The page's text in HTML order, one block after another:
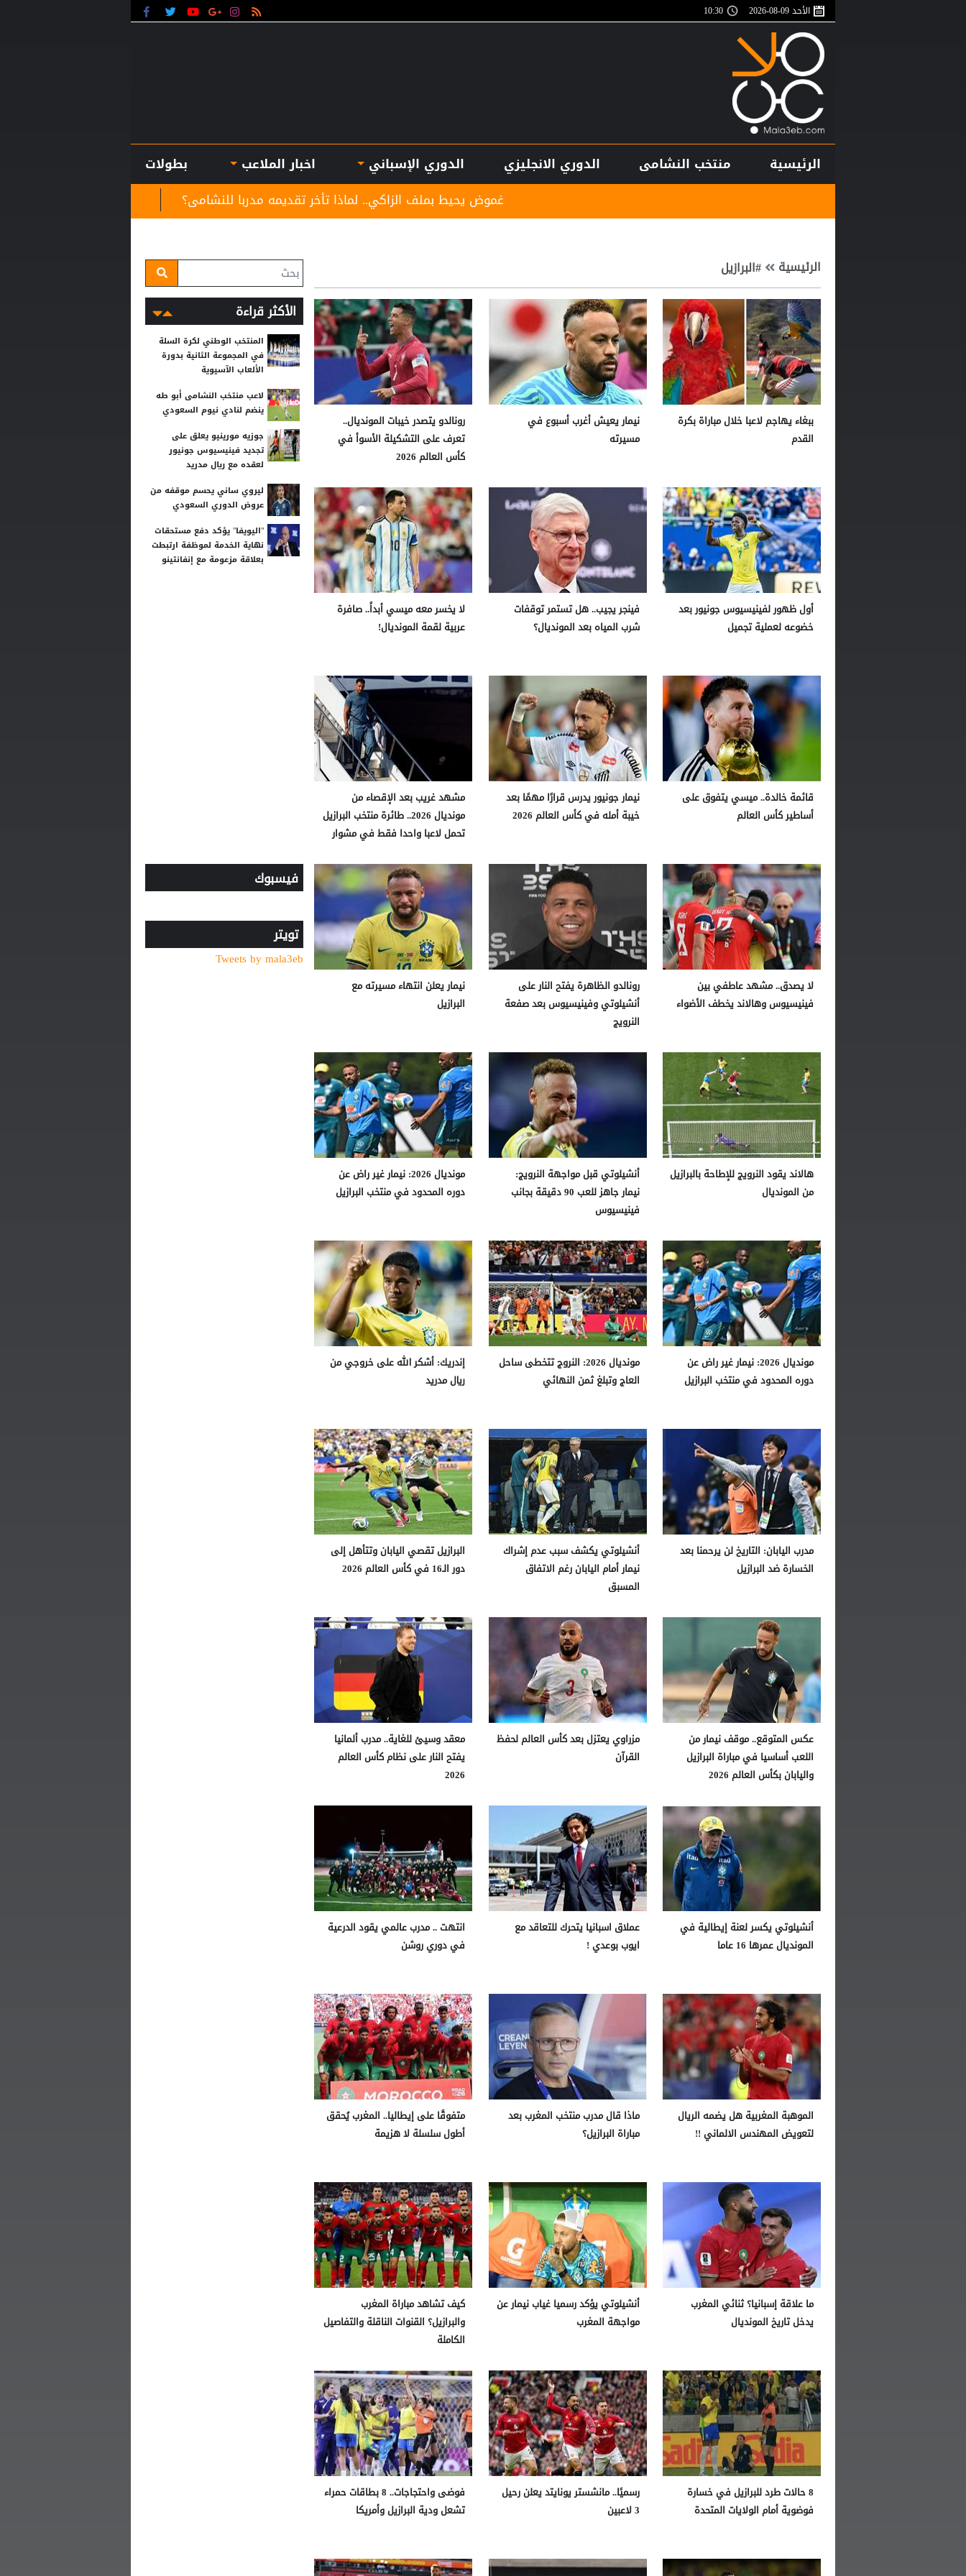
الأحد 09-08-2026 10:30
الرئيسية منتخب النشامى الدوري الانجليزي الدوري الإسباني اخبار الملاعب
بطولات
لوكوموتيف يكتفي بنقطة التعادل أمام
غموض يحيط بملف الزاكي.. لماذا تأخر تقديمه مدربا للنشامى؟
الرئيسية #البرازيل
ببغاء يهاجم لاعبا خلال مباراة بكرة
القدم
نيمار يعيش أغرب أسبوع في
مسيرته
رونالدو يتصدر خيبات المونديال..
تعرف على التشكيلة الأسوأ في
كأس العالم 2026
أول ظهور لفينيسيوس جونيور بعد
خضوعه لعملية تجميل
فينجر يجيب.. هل تستمر توقفات
شرب المياه بعد المونديال؟
لا يخسر معه ميسي أبداً.. صافرة
عربية لقمة المونديال!
قائمة خالدة.. ميسي يتفوق على
أساطير كأس العالم
نيمار جونيور يدرس قرارًا مهمًا بعد
خيبة أمله في كأس العالم 2026
مشهد غريب بعد الإقصاء من
مونديال 2026.. طائرة منتخب البرازيل
تحمل لاعبا واحدا فقط في مشوار
لا يصدق.. مشهد عاطفي بين
فينيسيوس وهالاند يخطف الأضواء
رونالدو الظاهرة يفتح النار على
أنشيلوتي وفينيسيوس بعد صفعة
النرويج
نيمار يعلن انتهاء مسيرته مع
البرازيل
هالاند يقود النرويج للإطاحة بالبرازيل
من المونديال
أنشيلوتي قبل مواجهة النرويج:
نيمار جاهز للعب 90 دقيقة بجانب
فينيسيوس
مونديال 2026: نيمار غير راض عن
دوره المحدود في منتخب البرازيل
مونديال 2026: نيمار غير راض عن
دوره المحدود في منتخب البرازيل
مونديال 2026: النروج تتخطى ساحل
العاج وتبلغ ثمن النهائي
إندريك: أشكر الله على خروجي من
ريال مدريد
مدرب اليابان: التاريخ لن يرحمنا بعد
الخسارة ضد البرازيل
أنشيلوتي يكشف سبب عدم إشراك
نيمار أمام اليابان رغم الاتفاق
المسبق
البرازيل تقصي اليابان وتتأهل إلى
دور الـ16 في كأس العالم 2026
عكس المتوقع.. موقف نيمار من
اللعب أساسيا في مباراة البرازيل
واليابان بكأس العالم 2026
مزراوي يعتزل بعد كأس العالم لحفظ
القرآن
معقد وسيئ للغاية.. مدرب ألمانيا
يفتح النار على نظام كأس العالم
2026
أنشيلوتي يكسر لعنة إيطالية في
المونديال عمرها 16 عاما
عملاق اسبانيا يتحرك للتعاقد مع
ايوب بوعدي !
انتهت .. مدرب عالمي يقود الدرعية
في دوري روشن
الموهبة المغربية هل يضمه الريال
لتعويض المهندس الالماني !!
ماذا قال مدرب منتخب المغرب بعد
مباراة البرازيل؟
متفوقًا على إيطاليا.. المغرب يُحقق
أطول سلسلة لا هزيمة
ما علاقة إسبانيا؟ ثنائي المغرب
يدخل تاريخ المونديال
أنشيلوتي يؤكد رسميا غياب نيمار عن
مواجهة المغرب
كيف تشاهد مباراة المغرب
والبرازيل؟ القنوات الناقلة والتفاصيل
الكاملة
8 حالات طرد للبرازيل في خسارة
فوضوية أمام الولايات المتحدة
رسميًا.. مانشستر يونايتد يعلن رحيل
3 لاعبين
فوضى واحتجاجات.. 8 بطاقات حمراء
تشعل ودية البرازيل وأمريكا
الأكثر قراءة
المنتخب الوطني لكرة السلة
في المجموعة الثانية بدورة
الألعاب الآسيوية
لاعب منتخب النشامى أبو طه
ينضم لنادي نيوم السعودي
جوزيه مورينيو يعلق على
تجديد فينيسيوس جونيور
لعقده مع ريال مدريد
ليروي ساني يحسم موقفه من
عروض الدوري السعودي
"اليويفا" يؤكد دفع مستحقات
نهاية الخدمة لموظفة ارتبطت
بعلاقة مزعومة مع إنفانتينو
فيسبوك
تويتر
Tweets by mala3eb